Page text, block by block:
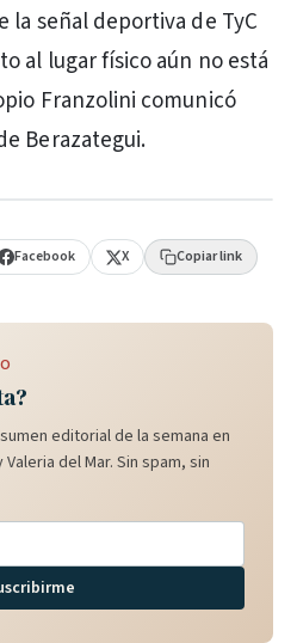
la señal deportiva de TyC
al lugar físico aún no está
Franzolini comunicó
Berazategui.
Facebook X Copiar link
editorial de la semana en
del Mar. Sin spam, sin